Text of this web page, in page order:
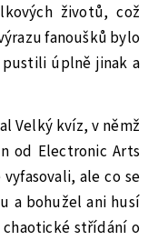
životů, což
fanoušků bylo
úplně jinak a
Velký kvíz, v němž
od Electronic Arts
ale co se
a bohužel ani husí
chaotické střídání o